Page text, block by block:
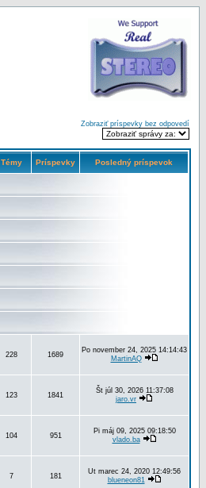
Zobraziť príspevky bez odpovedí
Témy Príspevky Posledný príspevok
228 1689
Po november 24, 2025 14:14:43
MartinAQ
123 1841
Št júl 30, 2026 11:37:08
jaro.vr
104 951
Pi máj 09, 2025 09:18:50
vlado.ba
7 181
Ut marec 24, 2020 12:49:56
blueneon81